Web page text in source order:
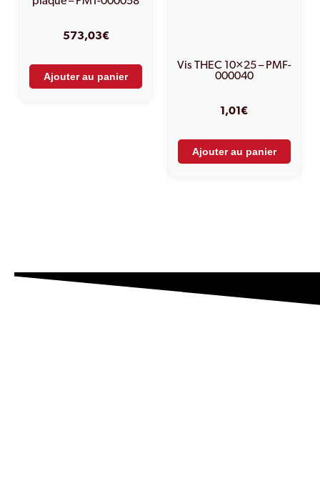
573,03€
Ajouter au panier
Vis THEC 10×25 – PMF-
000040
1,01€
Ajouter au panier